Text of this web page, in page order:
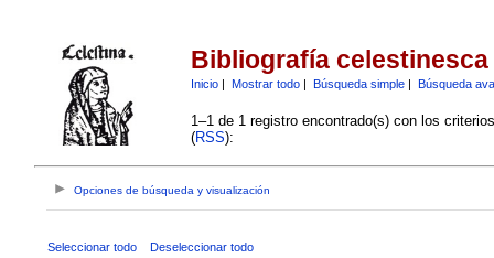
Bibliografía celestinesca
Inicio| Mostrar todo| Búsqueda simple| Búsqueda
1–1 de 1 registro encontrado(s) con los
(RSS):
Opciones de búsqueda y visualización
Seleccionar todo Deseleccionar todo